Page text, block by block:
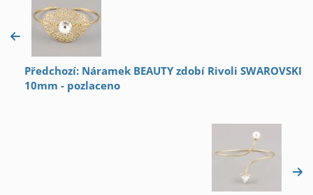
Předchozí: Náramek BEAUTY zdobí Rivoli SWAROVSKI
10mm - pozlaceno